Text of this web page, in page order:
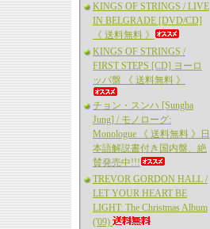
KINGS OF STRINGS / LIVE
IN BELGRADE [DVD/CD]
《 送料無料 》
KINGS OF STRINGS /
FIRST STEPS [CD] ヨーロ
ッパ盤 《 送料無料 》
チョン・スンハ [Sungha
Jung] / モノローグ:
Monologue 《 送料無料 》日
本語解説書付き国内盤、絶
賛発売中!!!
TREVOR GORDON HALL /
LET YOUR HEART BE
LIGHT: The Christmas Album
('09)